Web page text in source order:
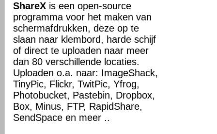
ShareX is een open-source
programma voor het maken van
schermafdrukken, deze op te
slaan naar klembord, harde schijf
of direct te uploaden naar meer
dan 80 verschillende locaties.
Uploaden o.a. naar: ImageShack,
TinyPic, Flickr, TwitPic, Yfrog,
Photobucket, Pastebin, Dropbox,
Box, Minus, FTP, RapidShare,
SendSpace en meer ..